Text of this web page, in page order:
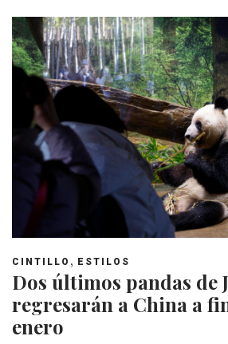
CINTILLO , ESTILOS
Dos últimos pandas de
regresarán a China a
enero